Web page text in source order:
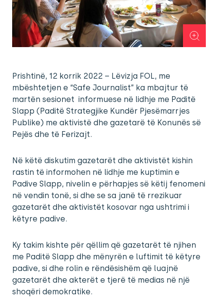
Prishtinë, 12 korrik 2022 – Lëvizja FOL, me
mbështetjen e “Safe Journalist” ka mbajtur të
martën sesionet informuese në lidhje me Paditë
Slapp (Paditë Strategjike Kundër Pjesëmarrjes
Publike) me aktivistë dhe gazetarë të Konunës së
Pejës dhe të Ferizajt.
Në këtë diskutim gazetarët dhe aktivistët kishin
rastin të informohen në lidhje me kuptimin e
Padive Slapp, nivelin e përhapjes së këtij fenomeni
në vendin tonë, si dhe se sa janë të rrezikuar
gazetarët dhe aktivistët kosovar nga ushtrimi i
këtyre padive.
Ky takim kishte për qëllim që gazetarët të njihen
me Paditë Slapp dhe mënyrën e luftimit të këtyre
padive, si dhe rolin e rëndësishëm që luajnë
gazetarët dhe akterët e tjerë të medias në një
shoqëri demokratike.